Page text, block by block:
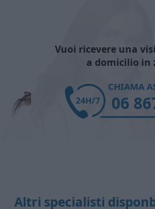
Vuoi ricevere una
a domicilio in
CHIAMA
06
24H/7
Altri specialisti